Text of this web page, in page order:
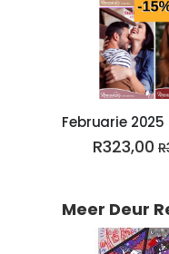
R323,00
Meer Deur